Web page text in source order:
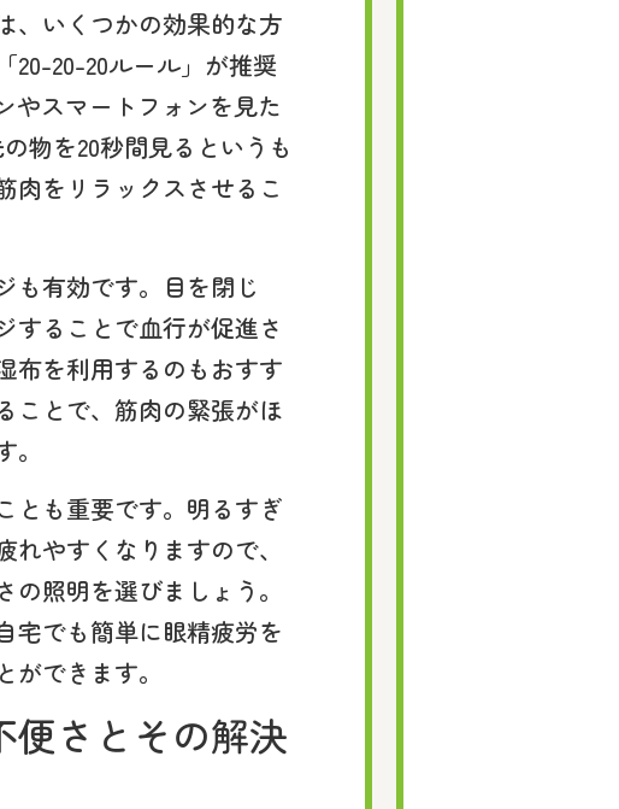
、いくつかの効果的な方
20-20-20ルール」が推奨
やスマートフォンを見た
物を20秒間見るというも
肉をリラックスさせるこ
も有効です。目を閉じ
することで血行が促進さ
布を利用するのもおすす
ことで、筋肉の緊張がほ
とも重要です。明るすぎ
やすくなりますので、
照明を選びましょう。
宅でも簡単に眼精疲労を
できます。
便さとその解決